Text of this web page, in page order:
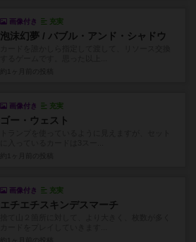
画像付き 充実
泡沫幻夢 / バブル・アンド・シャドウ
画像付き 充実
ゴー・ウェスト
画像付き 充実
エチエチスキンデスマーチ